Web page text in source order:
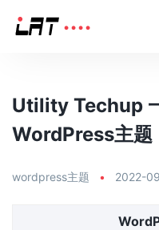
Utility Techup
WordPress主题
wordpress主题 • 2022-